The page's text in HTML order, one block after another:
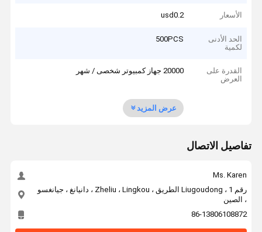
الأسعار usd0.2
الحد الأدنى
لكمية
500PCS
القدرة على
العرض
20000 جهاز كمبيوتر شخصى / شهر
عرض المزيد
تفاصيل الاتصال
Ms. Karen
رقم 1 ، Liugoudong الطريق ، Zheliu ، Lingkou ، دانيانغ ، جيانغسو
، الصين
86-13806108872